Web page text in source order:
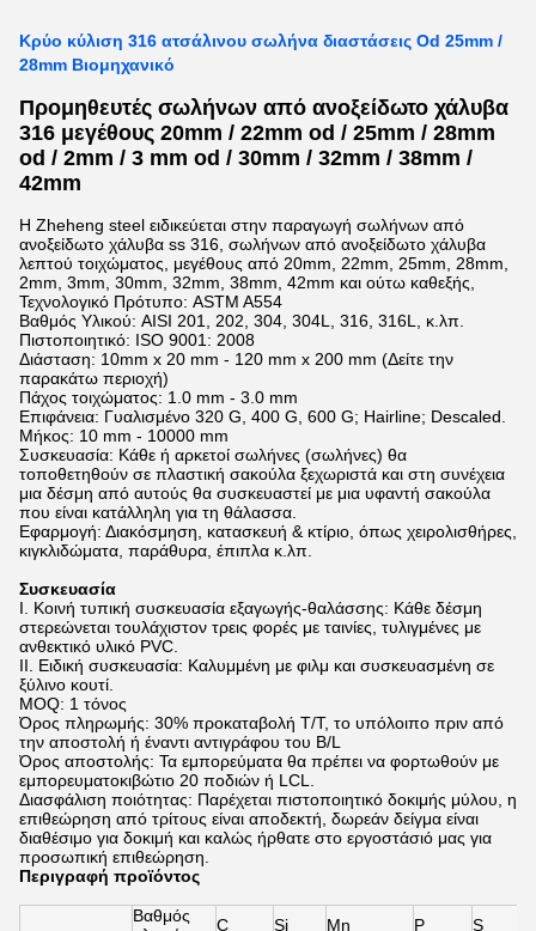
Κρύο κύλιση 316 ατσάλινου σωλήνα διαστάσεις Od 25mm /
28mm Βιομηχανικό
Προμηθευτές σωλήνων από ανοξείδωτο χάλυβα
316 μεγέθους 20mm / 22mm od / 25mm / 28mm
od / 2mm / 3 mm od / 30mm / 32mm / 38mm /
42mm
Η Zheheng steel ειδικεύεται στην παραγωγή σωλήνων από
ανοξείδωτο χάλυβα ss 316, σωλήνων από ανοξείδωτο χάλυβα
λεπτού τοιχώματος, μεγέθους από 20mm, 22mm, 25mm, 28mm,
2mm, 3mm, 30mm, 32mm, 38mm, 42mm και ούτω καθεξής,
Τεχνολογικό Πρότυπο: ASTM A554
Βαθμός Υλικού: AISI 201, 202, 304, 304L, 316, 316L, κ.λπ.
Πιστοποιητικό: ISO 9001: 2008
Διάσταση: 10mm x 20 mm - 120 mm x 200 mm (Δείτε την
παρακάτω περιοχή)
Πάχος τοιχώματος: 1.0 mm - 3.0 mm
Επιφάνεια: Γυαλισμένο 320 G, 400 G, 600 G; Hairline; Descaled.
Μήκος: 10 mm - 10000 mm
Συσκευασία: Κάθε ή αρκετοί σωλήνες (σωλήνες) θα
τοποθετηθούν σε πλαστική σακούλα ξεχωριστά και στη συνέχεια
μια δέσμη από αυτούς θα συσκευαστεί με μια υφαντή σακούλα
που είναι κατάλληλη για τη θάλασσα.
Εφαρμογή: Διακόσμηση, κατασκευή & κτίριο, όπως χειρολισθήρες,
κιγκλιδώματα, παράθυρα, έπιπλα κ.λπ.
Συσκευασία
I. Κοινή τυπική συσκευασία εξαγωγής-θαλάσσης: Κάθε δέσμη
στερεώνεται τουλάχιστον τρεις φορές με ταινίες, τυλιγμένες με
ανθεκτικό υλικό PVC.
II. Ειδική συσκευασία: Καλυμμένη με φιλμ και συσκευασμένη σε
ξύλινο κουτί.
MOQ: 1 τόνος
Όρος πληρωμής: 30% προκαταβολή T/T, το υπόλοιπο πριν από
την αποστολή ή έναντι αντιγράφου του B/L
Όρος αποστολής: Τα εμπορεύματα θα πρέπει να φορτωθούν με
εμπορευματοκιβώτιο 20 ποδιών ή LCL.
Διασφάλιση ποιότητας: Παρέχεται πιστοποιητικό δοκιμής μύλου, η
επιθεώρηση από τρίτους είναι αποδεκτή, δωρεάν δείγμα είναι
διαθέσιμο για δοκιμή και καλώς ήρθατε στο εργοστάσιό μας για
προσωπική επιθεώρηση.
Περιγραφή προϊόντος
Βαθμός
C Si Mn P S